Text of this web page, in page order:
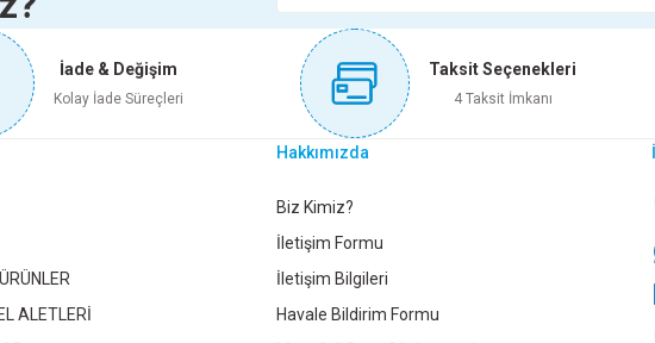
Gönder
Whatsapp İletişim Whatsapp İletişim
125X500 PVC
İade & Değişim
Kolay İade Süreçleri
Taksit Seçenekleri
4 Taksit İmkanı
ALETLERİ
Hakkımızda
Biz Kimiz?
İletişim Formu
İletişim Bilgileri
Havale Bildirim Formu